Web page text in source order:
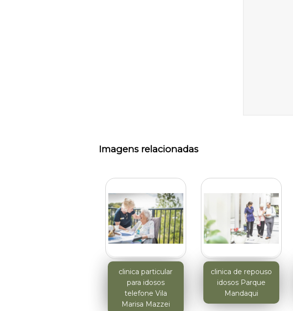
Imagens relacionadas
clinica particular
para idosos
telefone Vila
Marisa Mazzei
clinica de repouso
idosos Parque
Mandaqui